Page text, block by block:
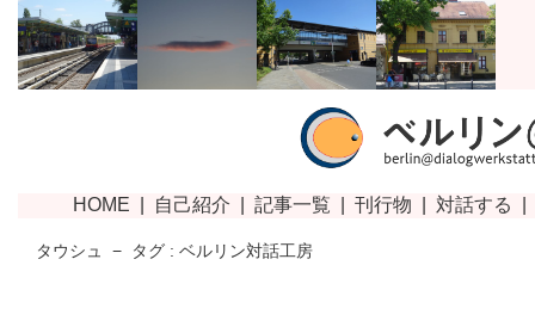
タウシュ − タグ : ベルリン対話工房